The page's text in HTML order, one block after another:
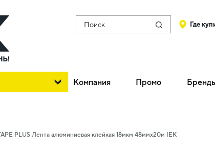
Поиск Где
Компания Промо
PLUS Лента алюминиевая клейкая 18мкм 48ммх20м IEK